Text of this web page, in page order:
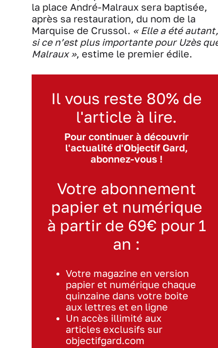
la place André-Malraux sera baptisée,
après sa restauration, du nom de la
Marquise de Crussol. « Elle a été autant,
si ce n’est plus importante pour Uzès
Malraux », estime le premier édile.
Il vous reste 80% de
l'article à lire.
Pour continuer à découvrir
l'actualité d'Objectif Gard,
abonnez-vous !
Votre abonnement
papier et numérique
à partir de 69€ pour 1
an :
Votre magazine en version
papier et numérique chaque
quinzaine dans votre boite
aux lettres et en ligne
Un accès illimité aux
articles exclusifs sur
objectifgard.com